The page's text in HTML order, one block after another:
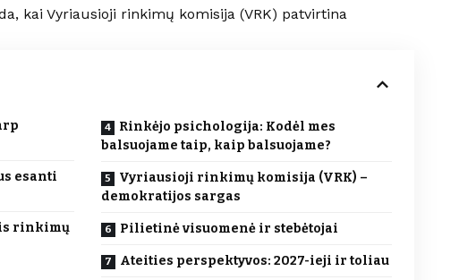
kai Vyriausioji rinkimų komisija (VRK) patvirtina
esanti
rinkimų
Rinkėjo psichologija: Kodėl mes
balsuojame taip, kaip balsuojame?
Vyriausioji rinkimų komisija (VRK) –
demokratijos sargas
Pilietinė visuomenė ir stebėtojai
Ateities perspektyvos: 2027-ieji ir toliau